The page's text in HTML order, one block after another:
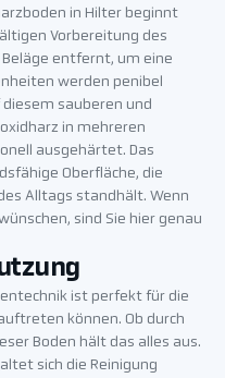
in Hilter beginnt
Vorbereitung des
entfernt, um eine
werden penibel
sauberen und
in mehreren
ausgehärtet. Das
Oberfläche, die
Alltags standhält. Wenn
sind Sie hier genau
ist perfekt für die
können. Ob durch
Boden hält das alles aus.
sich die Reinigung